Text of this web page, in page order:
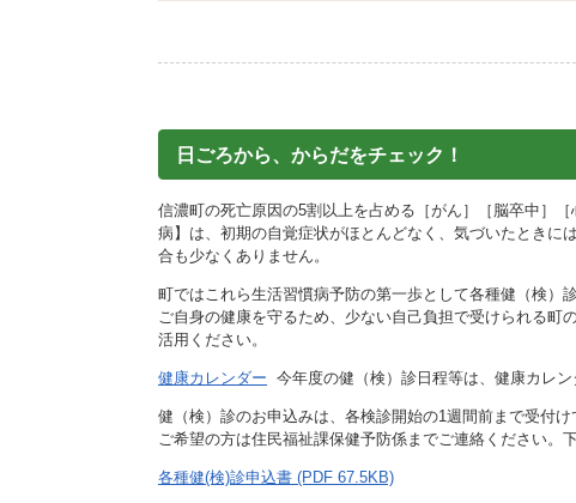
生活道路
交通安全・防犯
施設
町民活動
相談窓口
ペット
国民スポーツ大会
日ごろから、からだをチェック！
信濃町の死亡原因の5割以上を占める［がん］［脳卒中］
病】は、初期の自覚症状がほとんどなく、気づいたときに
合も少なくありません。
町ではこれら生活習慣病予防の第一歩として各種健（検）
ご自身の健康を守るため、少ない自己負担で受けられる町
活用ください。
健康カレンダー 今年度の健（検）診日程等は、健康カレン
健（検）診のお申込みは、各検診開始の1週間前まで受付け
ご希望の方は住民福祉課保健予防係までご連絡ください。
各種健(検)診申込書 (PDF 67.5KB)